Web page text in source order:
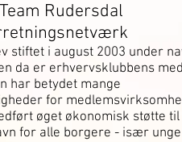
Rudersdal
stiftet i august 2003 under
da er erhvervsklubbens
har betydet mange
for
øget økonomisk støtte
for alle borgere - især